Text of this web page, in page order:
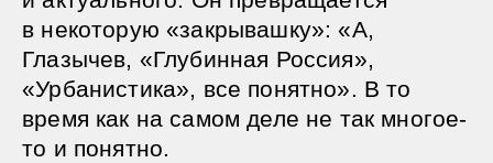
в некоторую «закрывашку»: «А,
Глазычев, «Глубинная Россия»,
«Урбанистика», все понятно». В то
время как на самом деле не так многое-
то и понятно.